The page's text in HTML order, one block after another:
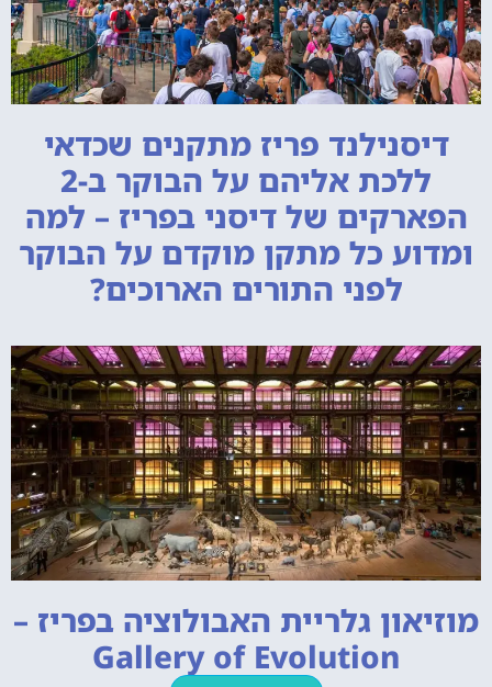
דיסנילנד פריז מתקנים שכדאי
ללכת אליהם על הבוקר ב-2
הפארקים של דיסני בפריז – למה
ומדוע כל מתקן מוקדם על הבוקר
לפני התורים הארוכים?
מוזיאון גלריית האבולוציה בפריז –
Gallery of Evolution